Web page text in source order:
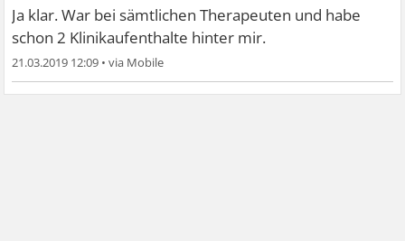
Ja klar. War bei sämtlichen Therapeuten und habe
schon 2 Klinikaufenthalte hinter mir.
21.03.2019 12:09 •